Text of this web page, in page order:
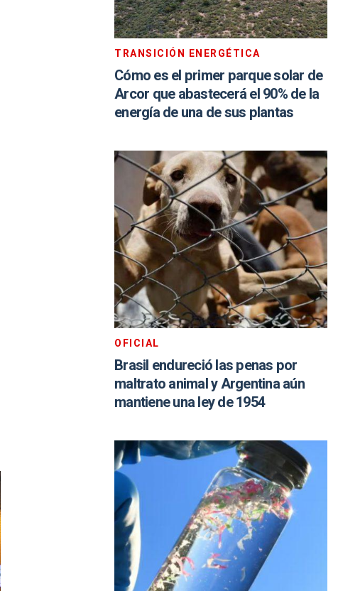
TRANSICIÓN ENERGÉTICA
Cómo es el primer parque solar de
Arcor que abastecerá el 90% de la
energía de una de sus plantas
OFICIAL
Brasil endureció las penas por
maltrato animal y Argentina aún
mantiene una ley de 1954